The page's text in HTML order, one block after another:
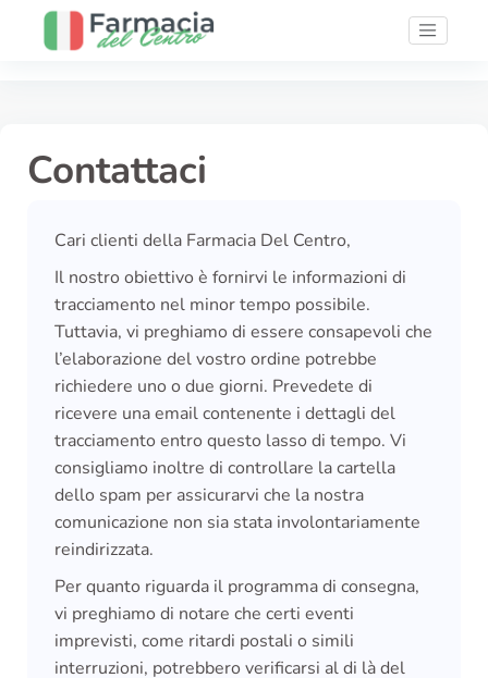
Contattaci
Cari clienti della Farmacia Del Centro,
Il nostro obiettivo è fornirvi le informazioni di
tracciamento nel minor tempo possibile.
Tuttavia, vi preghiamo di essere consapevoli che
l’elaborazione del vostro ordine potrebbe
richiedere uno o due giorni. Prevedete di
ricevere una email contenente i dettagli del
tracciamento entro questo lasso di tempo. Vi
consigliamo inoltre di controllare la cartella
dello spam per assicurarvi che la nostra
comunicazione non sia stata involontariamente
reindirizzata.
Per quanto riguarda il programma di consegna,
vi preghiamo di notare che certi eventi
imprevisti, come ritardi postali o simili
interruzioni, potrebbero verificarsi al di là del